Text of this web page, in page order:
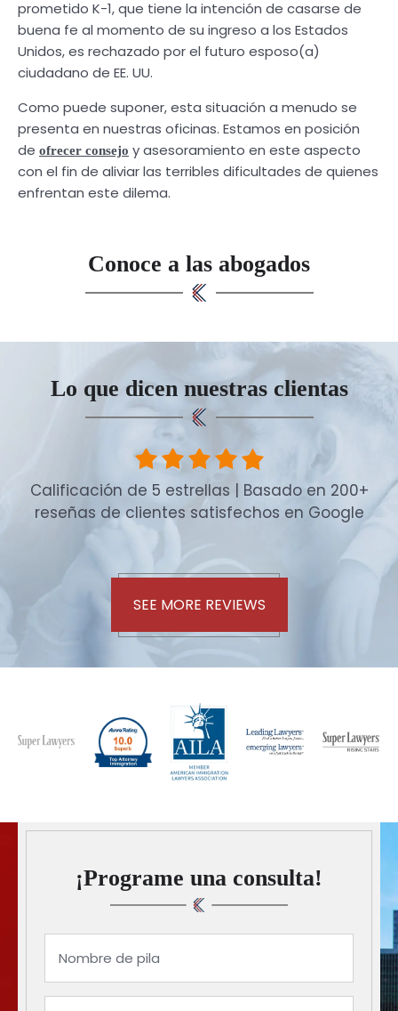
prometido K-1, que tiene la intención de casarse de
buena fe al momento de su ingreso a los Estados
Unidos, es rechazado por el futuro esposo(a)
ciudadano de EE. UU.
Como puede suponer, esta situación a menudo se
presenta en nuestras oficinas. Estamos en posición
de ofrecer consejo y asesoramiento en este aspecto
con el fin de aliviar las terribles dificultades de quienes
enfrentan este dilema.
Conoce a las abogados
Lo que dicen nuestras clientas
Calificación de 5 estrellas | Basado en 200+
reseñas de clientes satisfechos en Google
SEE MORE REVIEWS
¡Programe una consulta!